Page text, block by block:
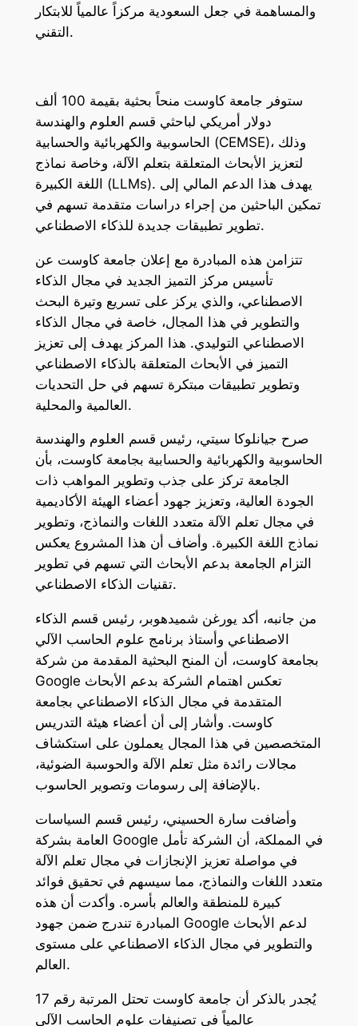
والمساهمة في جعل السعودية مركزاً عالمياً للابتكار
التقني.
ستوفر جامعة كاوست منحاً بحثية بقيمة 100 ألف
دولار أمريكي لباحثي قسم العلوم والهندسة
الحاسوبية والكهربائية والحسابية (CEMSE)، وذلك
لتعزيز الأبحاث المتعلقة بتعلم الآلة، وخاصة نماذج
اللغة الكبيرة (LLMs). يهدف هذا الدعم المالي إلى
تمكين الباحثين من إجراء دراسات متقدمة تسهم في
تطوير تطبيقات جديدة للذكاء الاصطناعي.
تتزامن هذه المبادرة مع إعلان جامعة كاوست عن
تأسيس مركز التميز الجديد في مجال الذكاء
الاصطناعي، والذي يركز على تسريع وتيرة البحث
والتطوير في هذا المجال، خاصة في مجال الذكاء
الاصطناعي التوليدي. هذا المركز يهدف إلى تعزيز
التميز في الأبحاث المتعلقة بالذكاء الاصطناعي
وتطوير تطبيقات مبتكرة تسهم في حل التحديات
العالمية والمحلية.
صرح جيانلوكا سيتي، رئيس قسم العلوم والهندسة
الحاسوبية والكهربائية والحسابية بجامعة كاوست، بأن
الجامعة تركز على جذب وتطوير المواهب ذات
الجودة العالية، وتعزيز جهود أعضاء الهيئة الأكاديمية
في مجال تعلم الآلة متعدد اللغات والنماذج، وتطوير
نماذج اللغة الكبيرة. وأضاف أن هذا المشروع يعكس
التزام الجامعة بدعم الأبحاث التي تسهم في تطوير
تقنيات الذكاء الاصطناعي.
من جانبه، أكد يورغن شميدهوبر، رئيس قسم الذكاء
الاصطناعي وأستاذ برنامج علوم الحاسب الآلي
بجامعة كاوست، أن المنح البحثية المقدمة من شركة
Google تعكس اهتمام الشركة بدعم الأبحاث
المتقدمة في مجال الذكاء الاصطناعي بجامعة
كاوست. وأشار إلى أن أعضاء هيئة التدريس
المتخصصين في هذا المجال يعملون على استكشاف
مجالات رائدة مثل تعلم الآلة والحوسبة الضوئية،
بالإضافة إلى رسومات وتصوير الحاسوب.
وأضافت سارة الحسيني، رئيس قسم السياسات
العامة بشركة Google في المملكة، أن الشركة تأمل
في مواصلة تعزيز الإنجازات في مجال تعلم الآلة
متعدد اللغات والنماذج، مما سيسهم في تحقيق فوائد
كبيرة للمنطقة والعالم بأسره. وأكدت أن هذه
المبادرة تندرج ضمن جهود Google لدعم الأبحاث
والتطوير في مجال الذكاء الاصطناعي على مستوى
العالم.
يُجدر بالذكر أن جامعة كاوست تحتل المرتبة رقم 17
عالمياً في تصنيفات علوم الحاسب الآلي